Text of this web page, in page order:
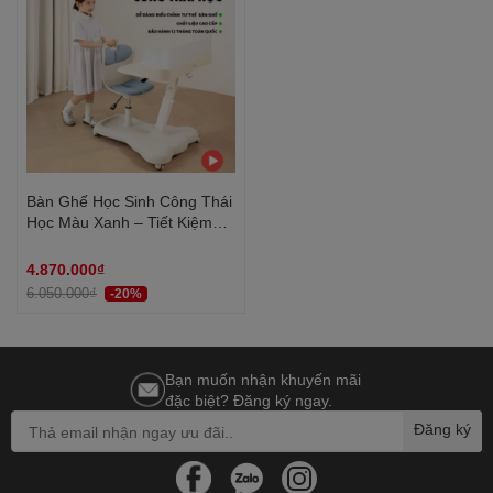
Bàn Ghế Học Sinh Công Thái
Học Màu Xanh – Tiết Kiệm
Hoạt An Toàn Cho Bé |
BGCB88 | Nội Thất Anh
4.870.000₫
6.050.000₫ -20%
Bạn muốn nhận khuyến mãi
đặc biệt? Đăng ký ngay.
Đăng ký